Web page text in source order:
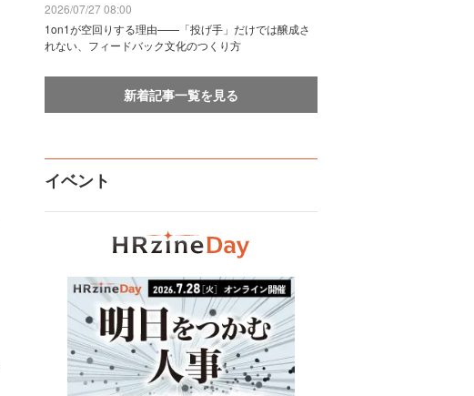
2026/07/27 08:00
1on1が空回りする理由——「投げ手」だけでは醸成さ
れない、フィードバック文化のつくり方
新着記事一覧を見る
イベント